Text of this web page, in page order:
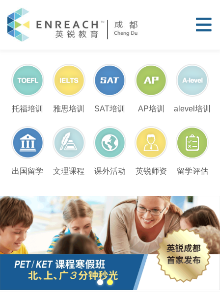
托福培训 雅思培训 SAT培训 AP培训 alevel培训
出国留学 文理课程 课外活动 英锐师资 留学评估